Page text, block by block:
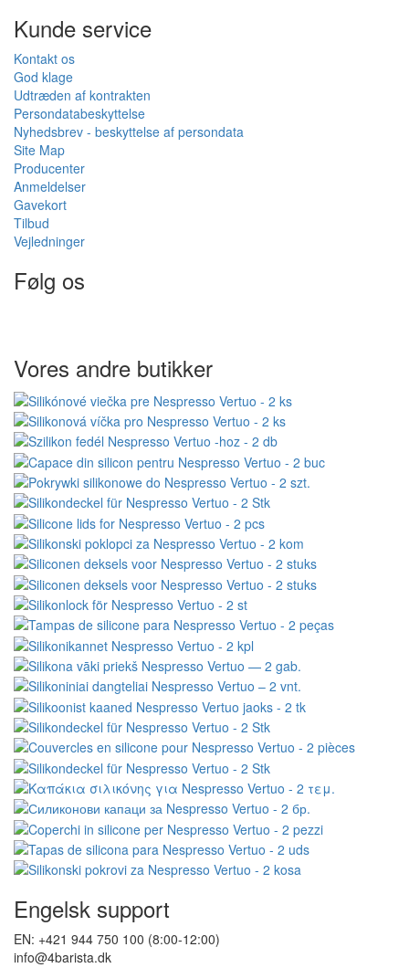
Kunde service
Kontakt os
God klage
Udtræden af kontrakten
Persondatabeskyttelse
Nyhedsbrev - beskyttelse af persondata
Site Map
Producenter
Anmeldelser
Gavekort
Tilbud
Vejledninger
Følg os
Vores andre butikker
Engelsk support
EN: +421 944 750 100 (8:00-12:00)
info@4barista.dk